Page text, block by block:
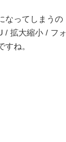
なってしまうの
/ 拡大縮小 / フォ
ね。